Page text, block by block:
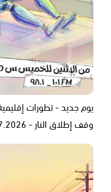
يوم جديد - تطورات
وقف إطلاق النار - 30.07.2026